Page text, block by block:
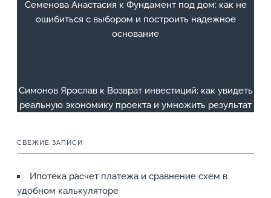
Семенова Анастасия к Фундамент под дом: как не
ошибиться с выбором и построить надежное
основание
Симонов Ярославк Возврат инвестиций: как увидеть
реальную экономику проекта и умножить результат
СВЕЖИЕ ЗАПИСИ
Ипотека расчет платежа и сравнение схем в
удобном калькуляторе